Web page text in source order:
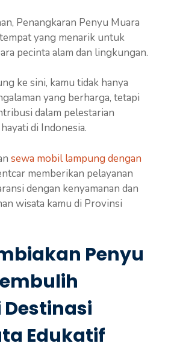
Penangkaran Penyu Muara
yang menarik untuk
pecinta alam dan lingkungan.
ke sini, kamu tidak hanya
yang berharga, tetapi
dalam pelestarian
di Indonesia.
sewa mobil lampung dengan
memberikan pelayanan
dengan kenyamanan dan
wisata kamu di Provinsi
Penyu
Edukatif